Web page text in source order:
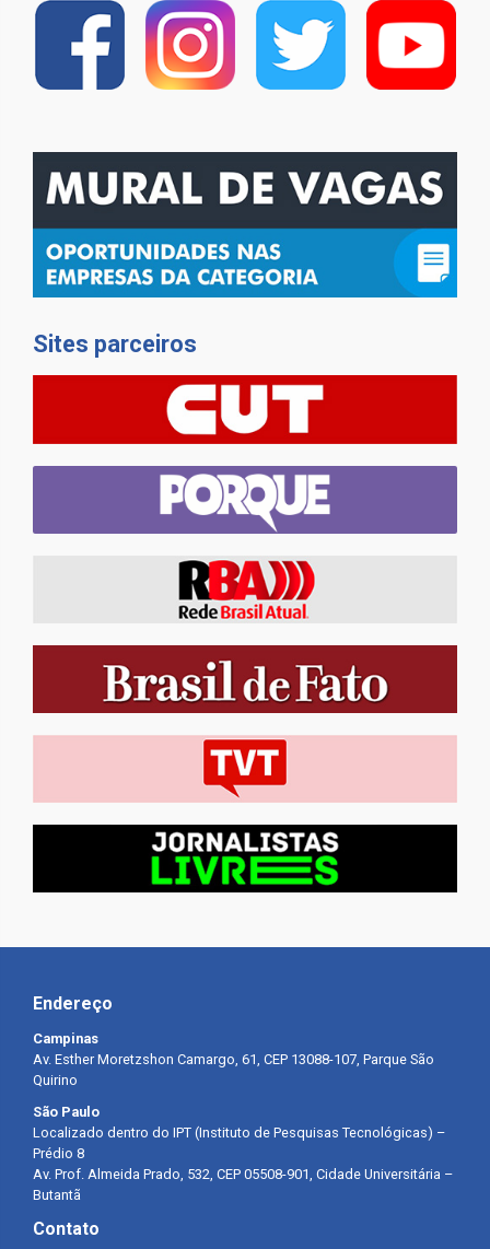
Sites parceiros
Endereço
Campinas
Av. Esther Moretzshon Camargo, 61, CEP 13088-107, Parque São
Quirino
São Paulo
Localizado dentro do IPT (Instituto de Pesquisas Tecnológicas) –
Prédio 8
Av. Prof. Almeida Prado, 532, CEP 05508-901, Cidade Universitária –
Butantã
Contato